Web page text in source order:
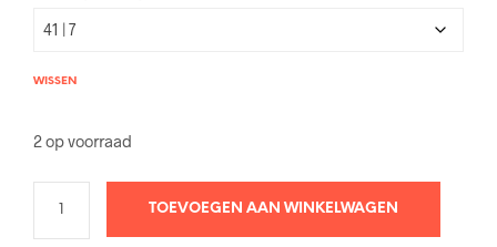
WISSEN
2 op voorraad
TOEVOEGEN AAN WINKELWAGEN